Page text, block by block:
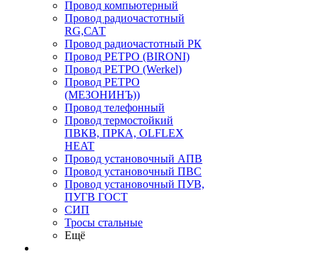
Провод компьютерный
Провод радиочастотный
RG,САТ
Провод радиочастотный РК
Провод РЕТРО (BIRONI)
Провод РЕТРО (Werkel)
Провод РЕТРО
(МЕЗОНИНЪ))
Провод телефонный
Провод термостойкий
ПВКВ, ПРКА, OLFLEX
HEAT
Провод установочный АПВ
Провод установочный ПВС
Провод установочный ПУВ,
ПУГВ ГОСТ
СИП
Тросы стальные
Ещё